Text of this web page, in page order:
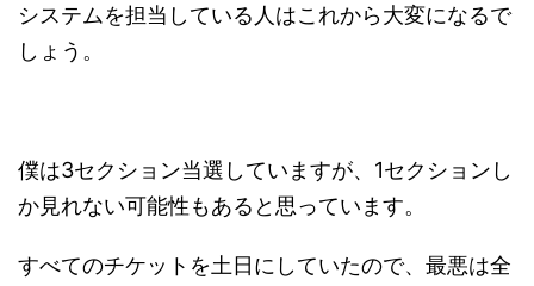
システムを担当している人はこれから大変になるで
しょう。
僕は3セクション当選していますが、1セクションし
か見れない可能性もあると思っています。
すべてのチケットを土日にしていたので、最悪は全